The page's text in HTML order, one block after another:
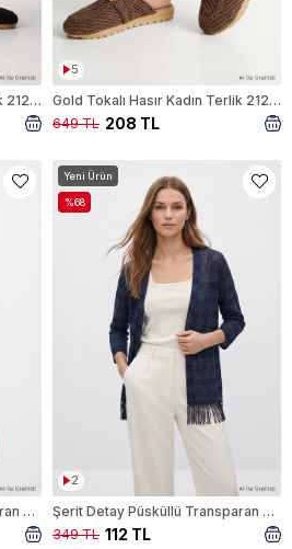
Gold Tokalı Hasır Kadın Terlik 2129 Siyah
5
Gold Tokalı Hasır Kadın Terlik 2129 Kahve
208 TL
649 TL
Şerit Detay Püsküllü Transparan Hırka 1787 Siyah
2
Şerit Detay Püsküllü Transparan Hırka 1787 Laci
112 TL
349 TL
Yeni Ürün
%68